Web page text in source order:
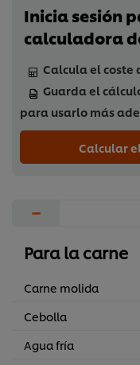
Inicia sesión
calculadora
Calcula el coste
Guarda el
para usarlo más
Calcular
−
Para la carne
Carne molida
Cebolla
Agua fría